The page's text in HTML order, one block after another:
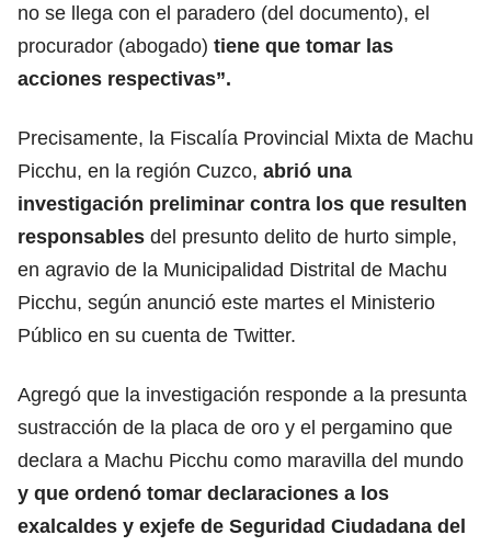
no se llega con el paradero (del documento), el
procurador (abogado) tiene que tomar las
acciones respectivas”.
Precisamente, la Fiscalía Provincial Mixta de Machu
Picchu, en la región Cuzco, abrió una
investigación preliminar contra los que resulten
responsables del presunto delito de hurto simple,
en agravio de la Municipalidad Distrital de Machu
Picchu, según anunció este martes el Ministerio
Público en su cuenta de Twitter.
Agregó que la investigación responde a la presunta
sustracción de la placa de oro y el pergamino que
declara a Machu Picchu como maravilla del mundo
y que ordenó tomar declaraciones a los
exalcaldes y exjefe de Seguridad Ciudadana del